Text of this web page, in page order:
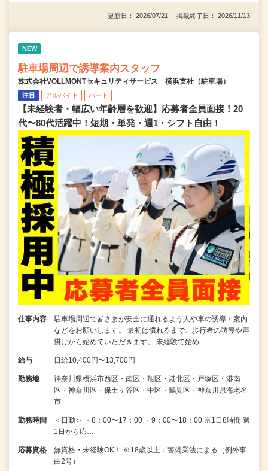
更新日： 2026/07/21 掲載終了日： 2026/11/13
NEW
駐車場周辺で誘導案内スタッフ
株式会社VOLLMONTセキュリティサービス 横浜支社（駐車場）
注目 アルバイト パート
【未経験者・幅広い年齢層を歓迎】応募者全員面接！20
代〜80代活躍中！短期・単発・週1・シフト自由！
仕事内容
駐車場周辺で皆さまが安全に通れるよう人や車の誘導・案内
などをお願いします。 最初は慣れるまで、歩行者の誘導や声
掛けから始めていただきます。 未経験で始め…
給与 日給10,400円〜13,700円
勤務地
神奈川県横浜市西区・南区・旭区・港北区・戸塚区・港南
区・神奈川区・保土ヶ谷区・中区・鶴見区・神奈川県海老名
市
勤務時間
＜日勤＞ ・8：00〜17：00 ・9：00〜18：00 ※1日8時間 週
1日から応…
応募資格
無資格・未経験OK！ ※18歳以上：警備業法による（例外事
由2号）